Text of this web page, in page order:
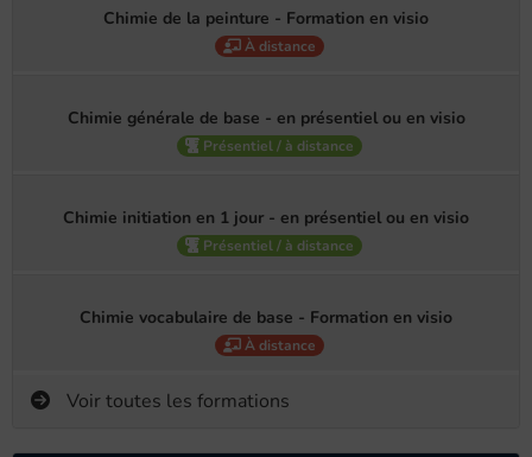
Chimie de la peinture - Formation en visio
À distance
Chimie générale de base - en présentiel ou en visio
Présentiel / à distance
Chimie initiation en 1 jour - en présentiel ou en visio
Présentiel / à distance
Chimie vocabulaire de base - Formation en visio
À distance
Voir toutes les formations